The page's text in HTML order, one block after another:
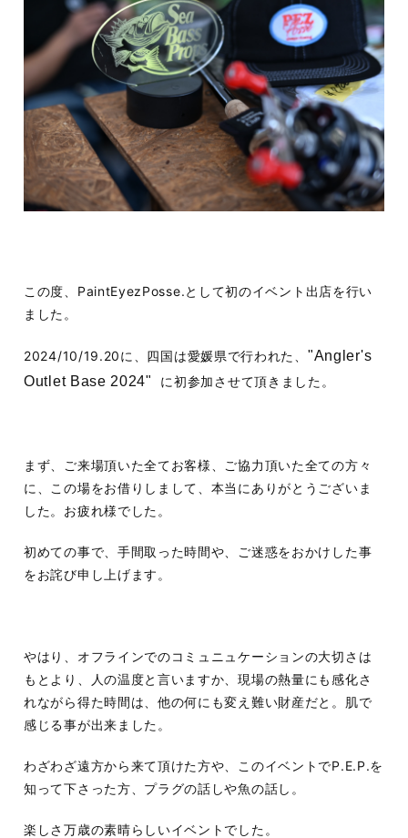
この度、PaintEyezPosse.として初のイベント出店を行い
ました。
2024/10/19.20に、四国は愛媛県で行われた、 "Angler's
Outlet Base 2024" に初参加させて頂きました。
まず、ご来場頂いた全てお客様、ご協力頂いた全ての方々
に、この場をお借りしまして、本当にありがとうございま
した。お疲れ様でした。
初めての事で、手間取った時間や、ご迷惑をおかけした事
をお詫び申し上げます。
やはり、オフラインでのコミュニュケーションの大切さは
もとより、人の温度と言いますか、現場の熱量にも感化さ
れながら得た時間は、他の何にも変え難い財産だと。肌で
感じる事が出来ました。
わざわざ遠方から来て頂けた方や、このイベントでP.E.P.を
知って下さった方、プラグの話しや魚の話し。
楽しさ万歳の素晴らしいイベントでした。